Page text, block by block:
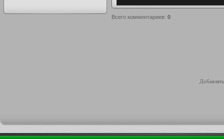
Всего комментариев: 0